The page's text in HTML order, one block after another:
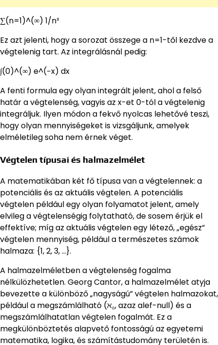
∑(n=1)^(∞) 1/n²
Ez azt jelenti, hogy a sorozat összege a n=1-től kezdve a
végtelenig tart. Az integrálásnál pedig:
∫(0)^(∞) e^(−x) dx
A fenti formula egy olyan integrált jelent, ahol a felső
határ a végtelenség, vagyis az x-et 0-tól a végtelenig
integráljuk. Ilyen módon a fekvő nyolcas lehetővé teszi,
hogy olyan mennyiségeket is vizsgáljunk, amelyek
elméletileg soha nem érnek véget.
Végtelen típusai és halmazelmélet
A matematikában két fő típusa van a végtelennek: a
potenciális és az aktuális végtelen. A potenciális
végtelen például egy olyan folyamatot jelent, amely
elvileg a végtelenségig folytatható, de sosem érjük el
effektíve; míg az aktuális végtelen egy létező, „egész”
végtelen mennyiség, például a természetes számok
halmaza: {1, 2, 3, …}.
A halmazelméletben a végtelenség fogalma
nélkülözhetetlen. Georg Cantor, a halmazelmélet atyja
bevezette a különböző „nagyságú” végtelen halmazokat,
például a megszámlálható (ℵ₀, azaz alef-null) és a
megszámlálhatatlan végtelen fogalmát. Ez a
megkülönböztetés alapvető fontosságú az egyetemi
matematika, logika, és számítástudomány területén is.